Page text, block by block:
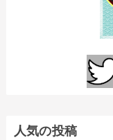
人気の投稿